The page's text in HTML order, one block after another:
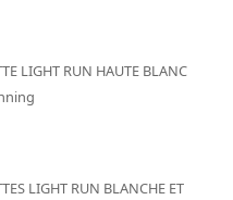
LIGHT RUN HAUTE BLANC
LIGHT RUN BLANCHE ET